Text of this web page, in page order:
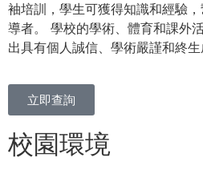
袖培訓，學生可獲得知識和經驗
導者。 學校的學術、體育和課外
出具有個人誠信、學術嚴謹和終生
立即查詢
校園環境